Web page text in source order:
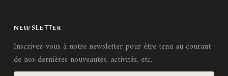
NEWSLETTER
Inscrivez-vous à notre newsletter pour être tenu au courant
de nos dernières nouveautés, activités, etc.